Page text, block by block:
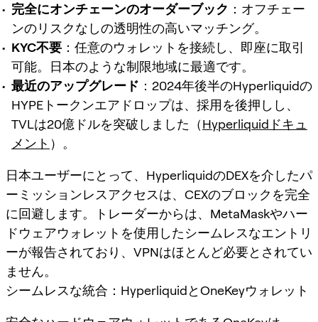
完全にオンチェーンのオーダーブック ：オフチェー
ンのリスクなしの透明性の高いマッチング。
KYC不要 ：任意のウォレットを接続し、即座に取引
可能。日本のような制限地域に最適です。
最近のアップグレード ：2024年後半のHyperliquidの
HYPEトークンエアドロップは、採用を後押しし、
TVLは20億ドルを突破しました（Hyperliquidドキュ
メント ）。
日本ユーザーにとって、HyperliquidのDEXを介したパ
ーミッションレスアクセスは、CEXのブロックを完全
に回避します。トレーダーからは、MetaMaskやハー
ドウェアウォレットを使用したシームレスなエントリ
ーが報告されており、VPNはほとんど必要とされてい
ません。
シームレスな統合：HyperliquidとOneKeyウォレット